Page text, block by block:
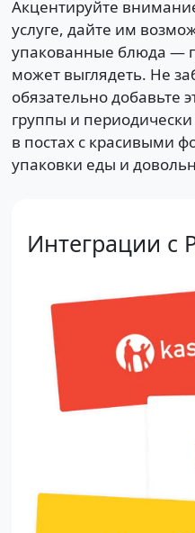
Акцентируйте
услуге, дайте им
упакованные блюда —
может выглядеть. Не
обязательно добавьте
группы и
в постах с красивыми
упаковки еды и
Интеграции с